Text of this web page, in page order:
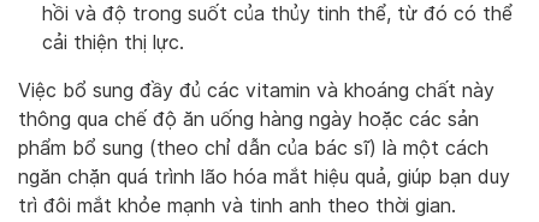
hồi và độ trong suốt của thủy tinh thể, từ đó có thể
cải thiện thị lực.
Việc bổ sung đầy đủ các vitamin và khoáng chất này
thông qua chế độ ăn uống hàng ngày hoặc các sản
phẩm bổ sung (theo chỉ dẫn của bác sĩ) là một cách
ngăn chặn quá trình lão hóa mắt hiệu quả, giúp bạn duy
trì đôi mắt khỏe mạnh và tinh anh theo thời gian.